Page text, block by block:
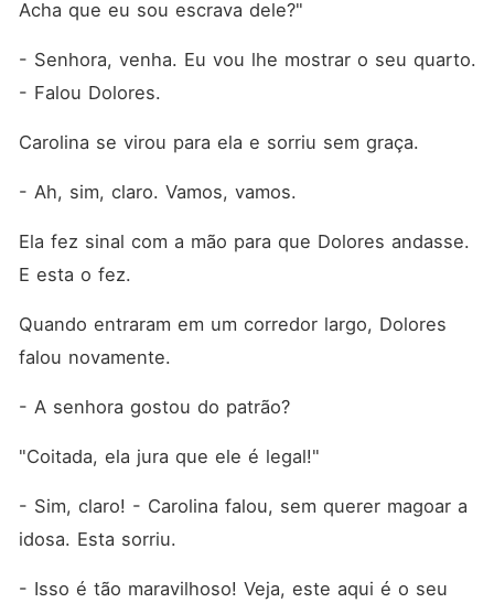
Acha que eu sou escrava dele?"
- Senhora, venha. Eu vou lhe mostrar o seu quarto.
- Falou Dolores.
Carolina se virou para ela e sorriu sem graça.
- Ah, sim, claro. Vamos, vamos.
Ela fez sinal com a mão para que Dolores andasse.
E esta o fez.
Quando entraram em um corredor largo, Dolores
falou novamente.
- A senhora gostou do patrão?
"Coitada, ela jura que ele é legal!"
- Sim, claro! - Carolina falou, sem querer magoar a
idosa. Esta sorriu.
- Isso é tão maravilhoso! Veja, este aqui é o seu